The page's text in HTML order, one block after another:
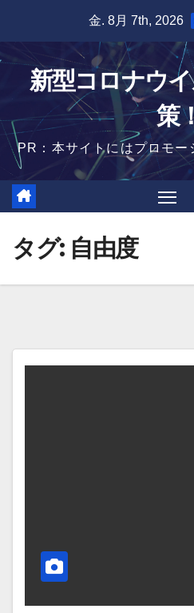
content
金. 8月 7th, 2026
新型コロナウ
策
PR：本サイトにはプロモ
タグ: 自由度